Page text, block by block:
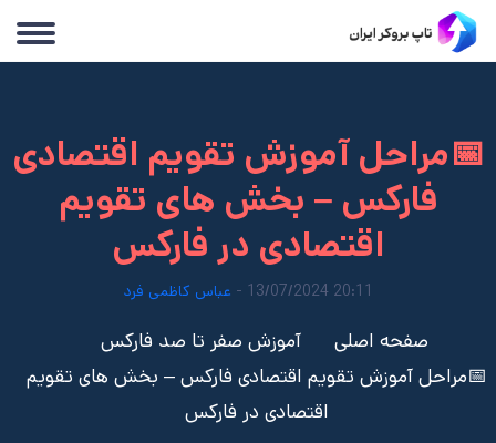
📅مراحل آموزش تقویم اقتصادی
فارکس – بخش های تقویم
اقتصادی در فارکس
20:11 13/07/2024 - عباس کاظمی فرد
صفحه اصلی
آموزش صفر تا صد فارکس
📅مراحل آموزش تقویم اقتصادی فارکس – بخش های تقویم
اقتصادی در فارکس